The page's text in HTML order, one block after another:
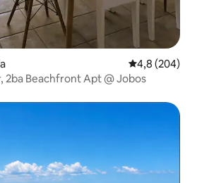
4,8 av 5 i
4,8 (204)
2ba Beachfront Apt @ Jobos